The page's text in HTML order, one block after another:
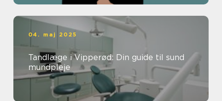
04. maj 2025
Tandlæge i Vipperød: Din guide til sund
mundpleje